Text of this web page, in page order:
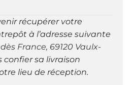
récupérer votre
à l’adresse suivante
France, 69120 Vaulx-
confier sa livraison
lieu de réception.